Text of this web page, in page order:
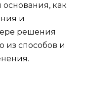
как
и
решения
из способов и